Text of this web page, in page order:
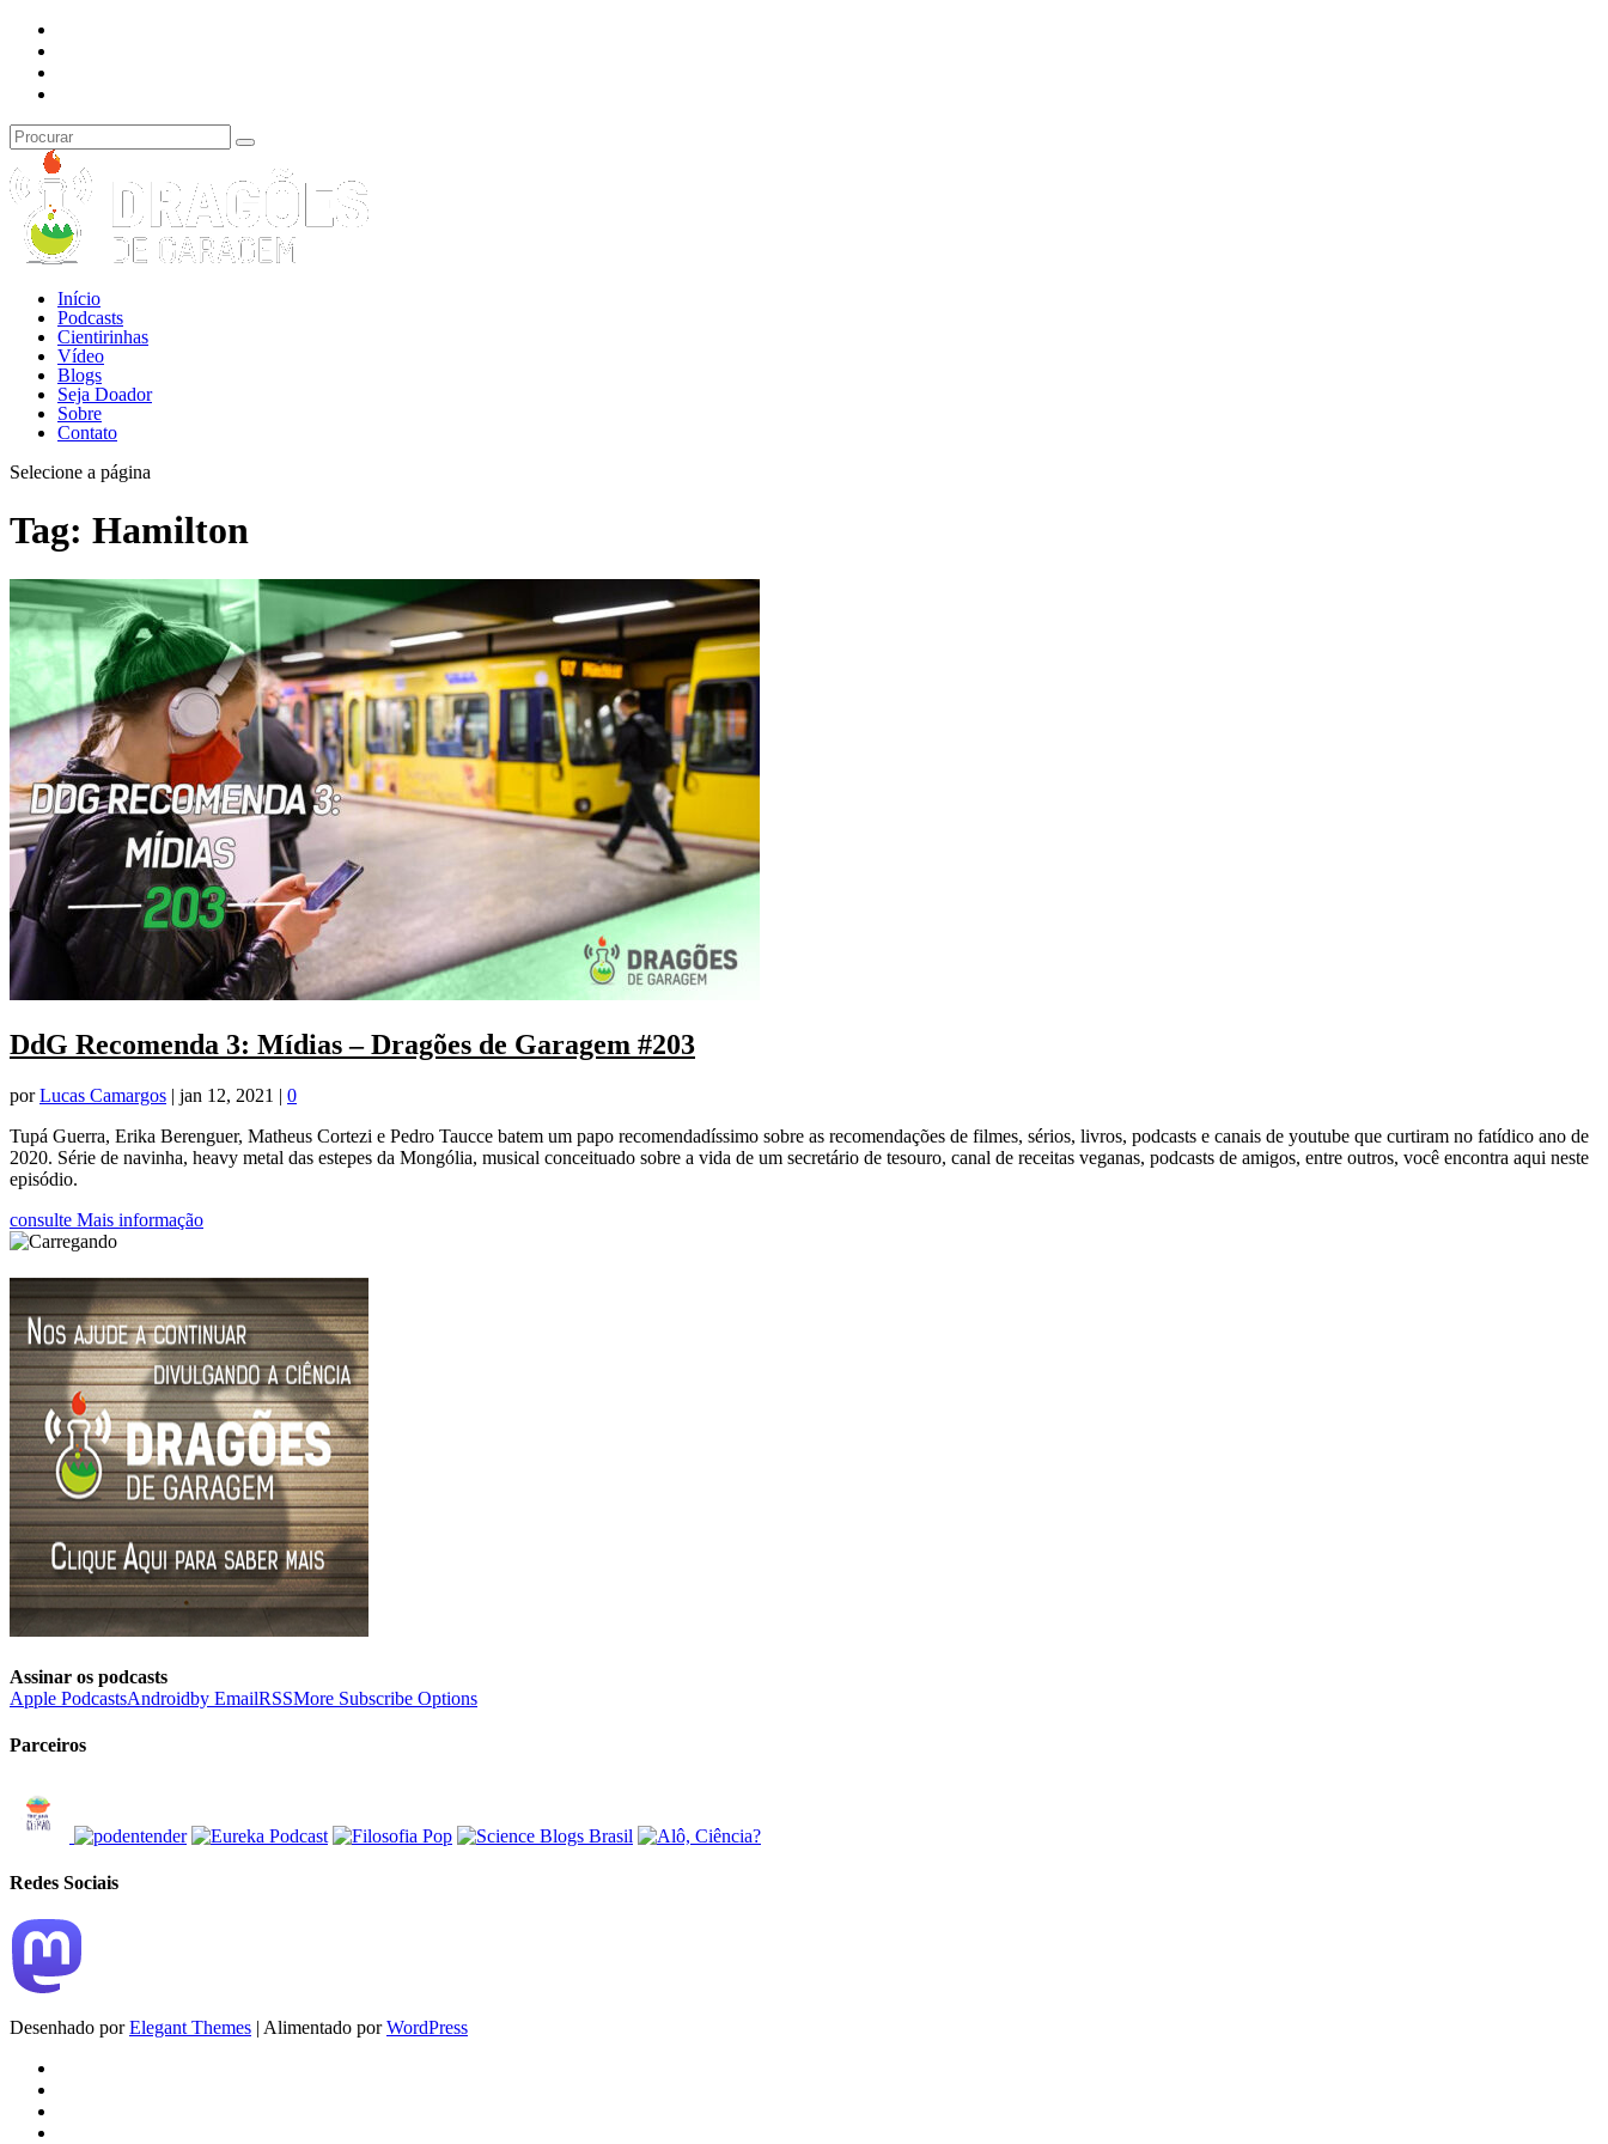
Início
Podcasts
Cientirinhas
Vídeo
Blogs
Seja Doador
Sobre
Contato
Selecione a página
Tag: Hamilton
DdG Recomenda 3: Mídias – Dragões de Garagem #203
porLucas Camargos | jan 12, 2021 | 0
Tupá Guerra, Erika Berenguer, Matheus Cortezi e Pedro Taucce batem um papo recomendadíssimo sobre as recomendações de filmes, sérios, livros, podcasts e canais de youtube que curtiram no fatídico ano de
2020. Série de navinha, heavy metal das estepes da Mongólia, musical conceituado sobre a vida de um secretário de tesouro, canal de receitas veganas, podcasts de amigos, entre outros, você encontra aqui neste
episódio.
consulte Mais informação
Assinar os podcasts
Apple PodcastsAndroidby EmailRSSMore Subscribe Options
Parceiros
Redes Sociais
Desenhado porElegant Themes | Alimentado porWordPress